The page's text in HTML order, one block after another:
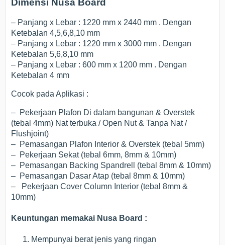
Dimensi Nusa Board
– Panjang x Lebar : 1220 mm x 2440 mm . Dengan
Ketebalan 4,5,6,8,10 mm
– Panjang x Lebar : 1220 mm x 3000 mm . Dengan
Ketebalan 5,6,8,10 mm
– Panjang x Lebar : 600 mm x 1200 mm . Dengan
Ketebalan 4 mm
Cocok pada Aplikasi :
– Pekerjaan Plafon Di dalam bangunan & Overstek
(tebal 4mm) Nat terbuka / Open Nut & Tanpa Nat /
Flushjoint)
– Pemasangan Plafon Interior & Overstek (tebal 5mm)
– Pekerjaan Sekat (tebal 6mm, 8mm & 10mm)
– Pemasangan Backing Spandrell (tebal 8mm & 10mm)
– Pemasangan Dasar Atap (tebal 8mm & 10mm)
– Pekerjaan Cover Column Interior (tebal 8mm &
10mm)
Keuntungan memakai Nusa Board :
Mempunyai berat jenis yang ringan